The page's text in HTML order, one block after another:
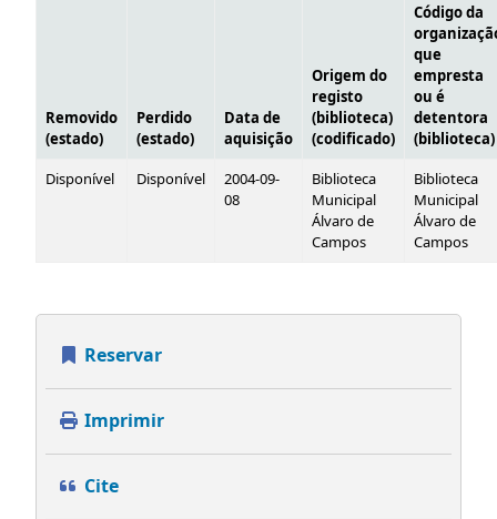
Removido
(estado)
Perdido
(estado)
Data de
aquisição
Origem do
registo
(biblioteca)
(codificado)
Código da
que
empresta
ou é
detentora
(biblioteca)
Disponível
Disponível
2004-09-
08
Biblioteca
Municipal
Álvaro de
Campos
Biblioteca
Municipal
Álvaro de
Campos
Reservar
Imprimir
Cite